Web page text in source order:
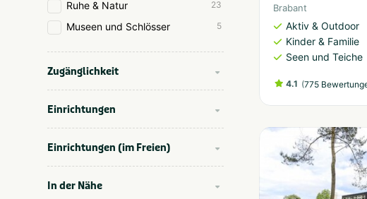
Ruhe & Natur 23
Museen und Schlösser 5
Zugänglichkeit
Einrichtungen
Einrichtungen (im Freien)
In der Nähe
Brabant
Aktiv & Outdoor
Kinder & Familie
Seen und Teiche
4.1 (775